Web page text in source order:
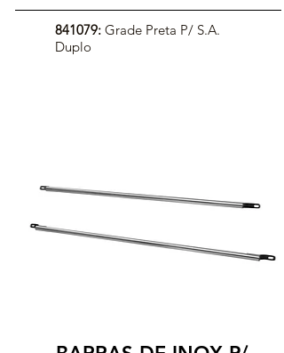
841079: Grade Preta P/ S.A.
Duplo